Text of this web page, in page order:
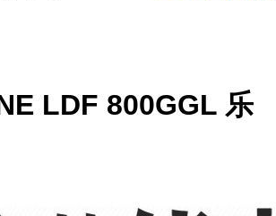
LDF 800GGL 乐